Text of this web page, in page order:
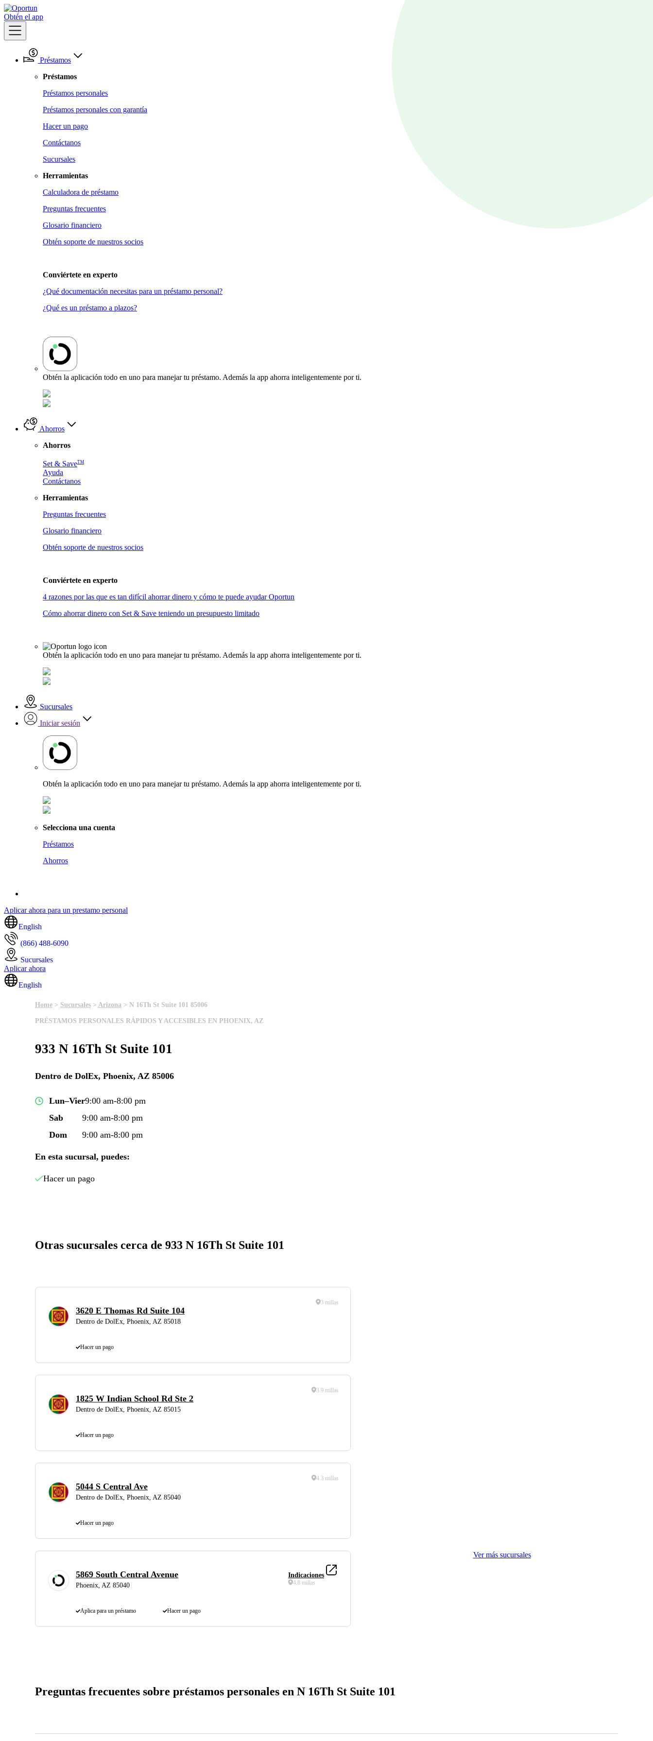
Obtén el app
Préstamos
Préstamos
Préstamos personales
Préstamos personales con garantía
Hacer un pago
Contáctanos
Sucursales
Herramientas
Calculadora de préstamo
Preguntas frecuentes
Glosario financiero
Obtén soporte de nuestros socios
Conviértete en experto
¿Qué documentación necesitas para un préstamo personal?
¿Qué es un préstamo a plazos?
Obtén la aplicación todo en uno para manejar tu préstamo. Además la app ahorra inteligentemente por ti.
Ahorros
Ahorros
Set & SaveTM
Ayuda
Contáctanos
Herramientas
Preguntas frecuentes
Glosario financiero
Obtén soporte de nuestros socios
Conviértete en experto
4 razones por las que es tan difícil ahorrar dinero y cómo te puede ayudar Oportun
Cómo ahorrar dinero con Set & Save teniendo un presupuesto limitado
Obtén la aplicación todo en uno para manejar tu préstamo. Además la app ahorra inteligentemente por ti.
Sucursales
Iniciar sesión
Obtén la aplicación todo en uno para manejar tu préstamo. Además la app ahorra inteligentemente por ti.
Selecciona una cuenta
Préstamos
Ahorros
Aplicar ahora para un prestamo personal
English
(866) 488-6090
Sucursales
Aplicar ahora
English
Home > Sucursales > Arizona > N 16Th St Suite 101 85006
PRÉSTAMOS PERSONALES RÁPIDOS Y ACCESIBLES EN PHOENIX, AZ
933 N 16Th St Suite 101
Dentro de DolEx, Phoenix, AZ 85006
Lun–Vier9:00 am-8:00 pm
Sab
9:00 am-8:00 pm
Dom
9:00 am-8:00 pm
En esta sucursal, puedes:
Hacer un pago
Otras sucursales cerca de 933 N 16Th St Suite 101
3620 E Thomas Rd Suite 104
Dentro de DolEx, Phoenix, AZ 85018
3 millas
Hacer un pago
1825 W Indian School Rd Ste 2
Dentro de DolEx, Phoenix, AZ 85015
3.9 millas
Hacer un pago
5044 S Central Ave
Dentro de DolEx, Phoenix, AZ 85040
4.3 millas
Hacer un pago
5869 South Central Avenue
Phoenix, AZ 85040
Indicaciones
4.8 millas
Aplica para un préstamo Hacer un pago
Ver más sucursales
Preguntas frecuentes sobre préstamos personales en N 16Th St Suite 101